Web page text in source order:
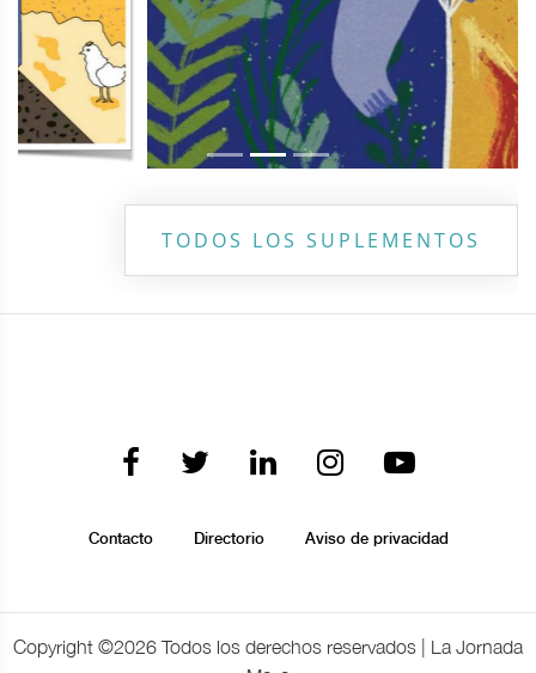
TODOS LOS SUPLEMENTOS
Contacto Directorio Aviso de privacidad
Copyright ©2026 Todos los derechos reservados | La Jornada